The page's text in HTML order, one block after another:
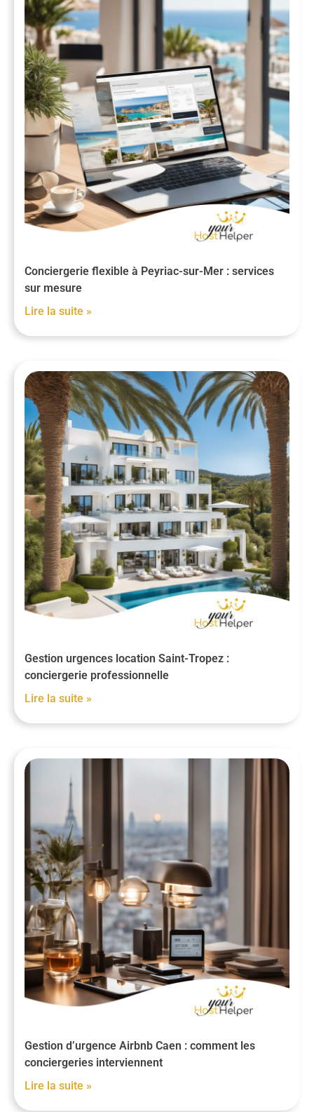
Conciergerie flexible à Peyriac-sur-Mer : services
sur mesure
Lire la suite »
Gestion urgences location Saint-Tropez :
conciergerie professionnelle
Lire la suite »
Gestion d’urgence Airbnb Caen : comment les
conciergeries interviennent
Lire la suite »